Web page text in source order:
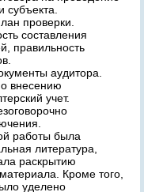
субъекта.
проверки.
составления
правильность
аудитора.
внесению
учет.
работы была
литература,
раскрытию
Кроме того,
уделено